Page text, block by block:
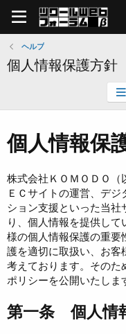
ヘルプ
個人情報保護方針
個人情報保
株式会社ＫＯＭＯＤＯ（
ＥＣサイトの運営、デ
ション支援といった当社
り、個人情報を提供し
様の個人情報保護の重
護を適切に取扱い、お客
考えております。そのた
ポリシーを公開いたしま
第一条 個人情